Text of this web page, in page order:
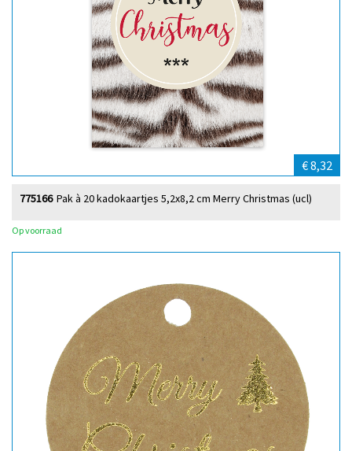
€ 8,32
Pak à 20 kadokaartjes 5,2x8,2 cm Merry Christmas (ucl)
775166
Op voorraad